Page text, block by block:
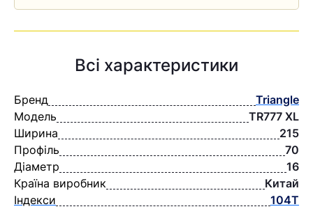
Всі характеристики
Бренд
Triangle
Модель
TR777 XL
Ширина
215
Профіль
70
Діаметр
16
Країна виробник
Китай
Індекси
104T